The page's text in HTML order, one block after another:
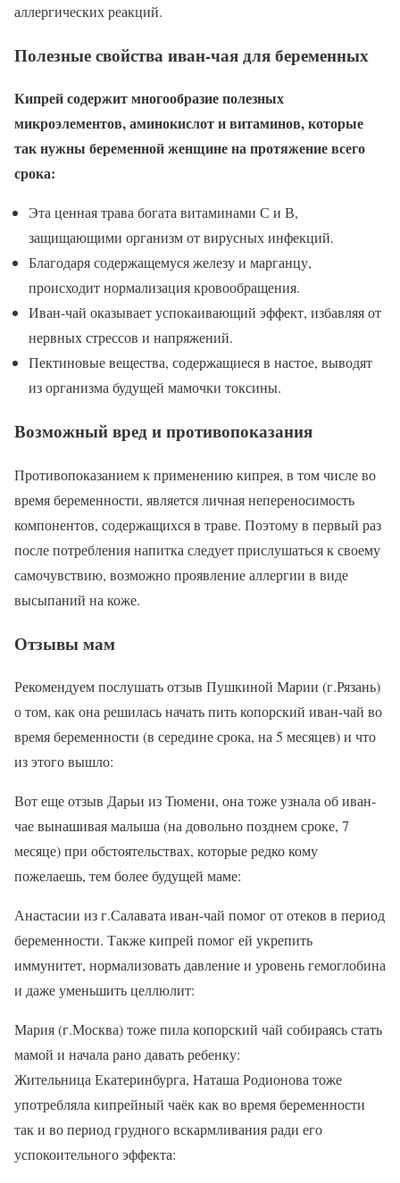
аллергических реакций.
Полезные свойства иван-чая для беременных
Кипрей содержит многообразие полезных
микроэлементов, аминокислот и витаминов, которые
так нужны беременной женщине на протяжение всего
срока:
Эта ценная трава богата витаминами С и В,
защищающими организм от вирусных инфекций.
Благодаря содержащемуся железу и марганцу,
происходит нормализация кровообращения.
Иван-чай оказывает успокаивающий эффект, избавляя от
нервных стрессов и напряжений.
Пектиновые вещества, содержащиеся в настое, выводят
из организма будущей мамочки токсины.
Возможный вред и противопоказания
Противопоказанием к применению кипрея, в том числе во
время беременности, является личная непереносимость
компонентов, содержащихся в траве. Поэтому в первый раз
после потребления напитка следует прислушаться к своему
самочувствию, возможно проявление аллергии в виде
высыпаний на коже.
Отзывы мам
Рекомендуем послушать отзыв Пушкиной Марии (г.Рязань)
о том, как она решилась начать пить копорский иван-чай во
время беременности (в середине срока, на 5 месяцев) и что
из этого вышло:
Вот еще отзыв Дарьи из Тюмени, она тоже узнала об иван-
чае вынашивая малыша (на довольно позднем сроке, 7
месяце) при обстоятельствах, которые редко кому
пожелаешь, тем более будущей маме:
Анастасии из г.Салавата иван-чай помог от отеков в период
беременности. Также кипрей помог ей укрепить
иммунитет, нормализовать давление и уровень гемоглобина
и даже уменьшить целлюлит:
Мария (г.Москва) тоже пила копорский чай собираясь стать
мамой и начала рано давать ребенку:
Жительница Екатеринбурга, Наташа Родионова тоже
употребляла кипрейный чаёк как во время беременности
так и во период грудного вскармливания ради его
успокоительного эффекта: